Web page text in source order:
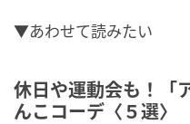
▼あわせて読みたい
休日や運動会も！「
んこコーデ〈５選〉